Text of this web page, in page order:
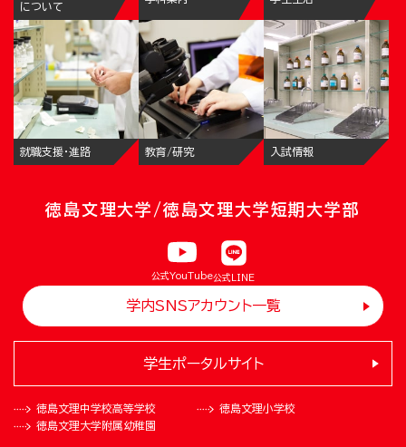
について
就職支援・進路 教育/研究 入試情報
徳島文理大学/徳島文理大学短期大学部
公式YouTube公式LINE
学内SNSアカウント一覧
徳島文理中学校高等学校
徳島文理小学校
徳島文理大学附属幼稚園
学生ポータルサイト